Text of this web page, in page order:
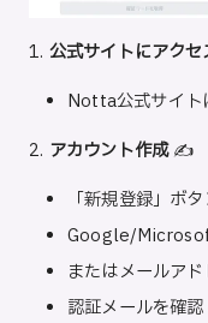
1. 公式サイトにアクセ
Notta公式サイト
2. アカウント作成✍️
「新規登録」ボ
Google/
またはメールア
認証メールを確